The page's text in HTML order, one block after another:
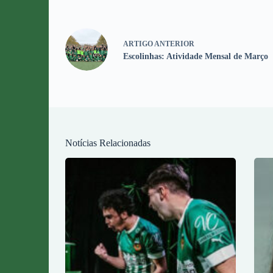
ARTIGO ANTERIOR
Escolinhas: Atividade Mensal de Março
Notícias Relacionadas